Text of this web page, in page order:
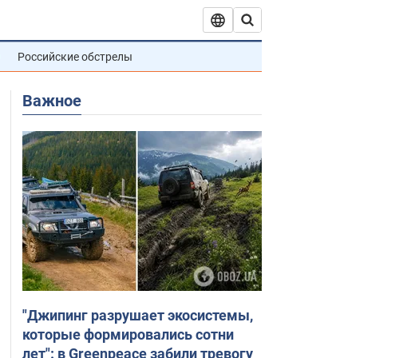
Российские обстрелы
Важное
"Джипинг разрушает экосистемы,
которые формировались сотни
лет": в Greenpeace забили тревогу